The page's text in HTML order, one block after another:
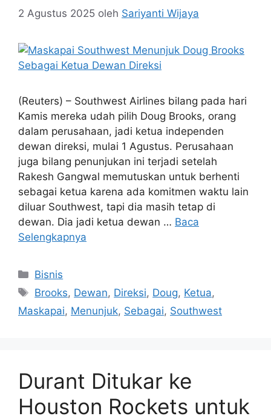
2 Agustus 2025 oleh Sariyanti Wijaya
(Reuters) – Southwest Airlines bilang pada hari
Kamis mereka udah pilih Doug Brooks, orang
dalam perusahaan, jadi ketua independen
dewan direksi, mulai 1 Agustus. Perusahaan
juga bilang penunjukan ini terjadi setelah
Rakesh Gangwal memutuskan untuk berhenti
sebagai ketua karena ada komitmen waktu lain
diluar Southwest, tapi dia masih tetap di
dewan. Dia jadi ketua dewan … Baca
Selengkapnya
Kategori
Bisnis
Tag
Brooks, Dewan, Direksi, Doug, Ketua,
Maskapai, Menunjuk, Sebagai, Southwest
Durant Ditukar ke
Houston Rockets untuk